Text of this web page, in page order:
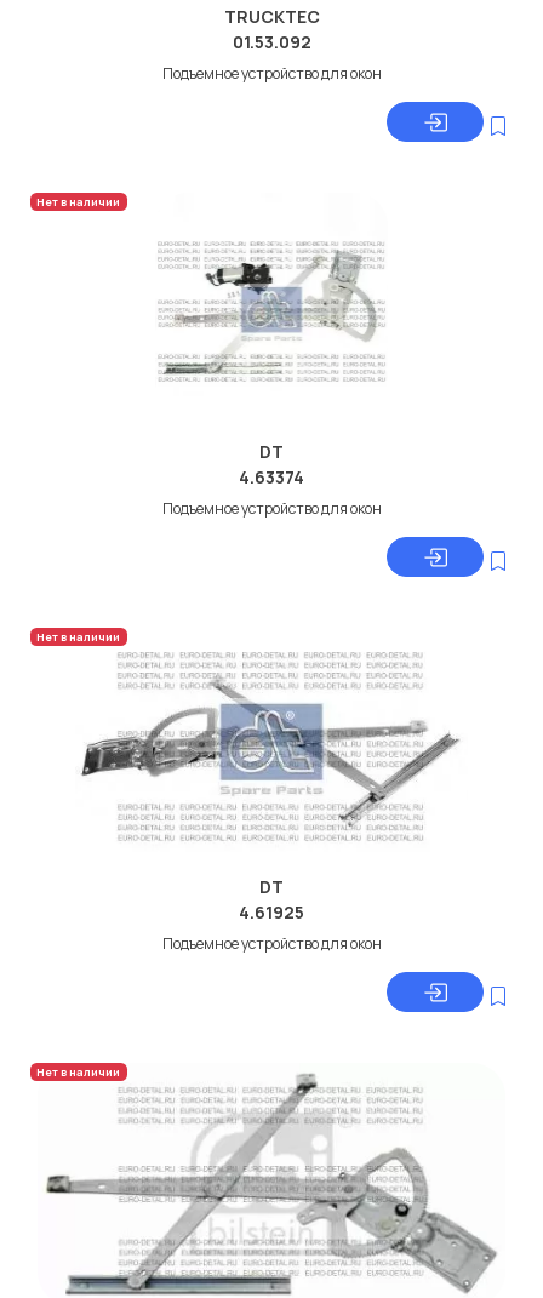
TRUCKTEC
01.53.092
Подъемное устройство для окон
Нет в наличии
DT
4.63374
Подъемное устройство для окон
Нет в наличии
DT
4.61925
Подъемное устройство для окон
Нет в наличии